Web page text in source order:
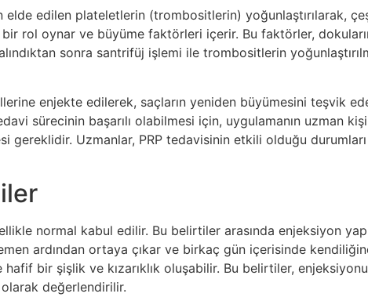
edilen plateletlerin (trombositlerin) yoğunlaştırılarak,
rol oynar ve büyüme faktörleri içerir. Bu faktörler,
sonra santrifüj işlemi ile trombositlerin
enjekte edilerek, saçların yeniden büyümesini teşvik
sürecinin başarılı olabilmesi için, uygulamanın uzman
gereklidir. Uzmanlar, PRP tedavisinin etkili olduğu
normal kabul edilir. Bu belirtiler arasında enjeksiyon
ardından ortaya çıkar ve birkaç gün içerisinde
bir şişlik ve kızarıklık oluşabilir. Bu belirtiler,
değerlendirilir.